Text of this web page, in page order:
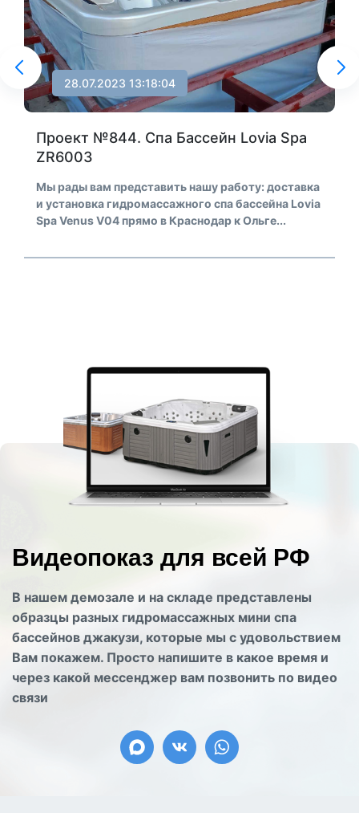
28.07.2023 13:18:04
Проект №844. Спа Бассейн Lovia Spa
ZR6003
Мы рады вам представить нашу работу: доставка
и установка гидромассажного спа бассейна Lovia
Spa Venus V04 прямо в Краснодар к Ольге...
Видеопоказ для всей РФ
В нашем демозале и на складе представлены
образцы разных гидромассажных мини спа
бассейнов джакузи, которые мы с удовольствием
Вам покажем. Просто напишите в какое время и
через какой мессенджер вам позвонить по видео
связи